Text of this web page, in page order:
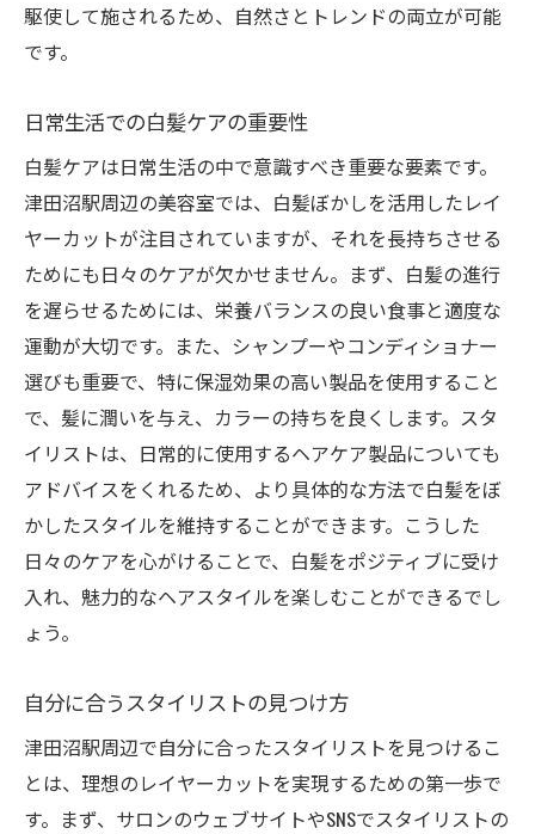
駆使して施されるため、自然さとトレンドの両立が可能
です。
日常生活での白髪ケアの重要性
白髪ケアは日常生活の中で意識すべき重要な要素です。
津田沼駅周辺の美容室では、白髪ぼかしを活用したレイ
ヤーカットが注目されていますが、それを長持ちさせる
ためにも日々のケアが欠かせません。まず、白髪の進行
を遅らせるためには、栄養バランスの良い食事と適度な
運動が大切です。また、シャンプーやコンディショナー
選びも重要で、特に保湿効果の高い製品を使用すること
で、髪に潤いを与え、カラーの持ちを良くします。スタ
イリストは、日常的に使用するヘアケア製品についても
アドバイスをくれるため、より具体的な方法で白髪をぼ
かしたスタイルを維持することができます。こうした
日々のケアを心がけることで、白髪をポジティブに受け
入れ、魅力的なヘアスタイルを楽しむことができるでし
ょう。
自分に合うスタイリストの見つけ方
津田沼駅周辺で自分に合ったスタイリストを見つけるこ
とは、理想のレイヤーカットを実現するための第一歩で
す。まず、サロンのウェブサイトやSNSでスタイリストの